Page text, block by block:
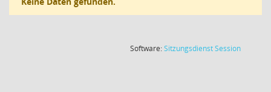
Software:SitzungsdienstSession(Wird in